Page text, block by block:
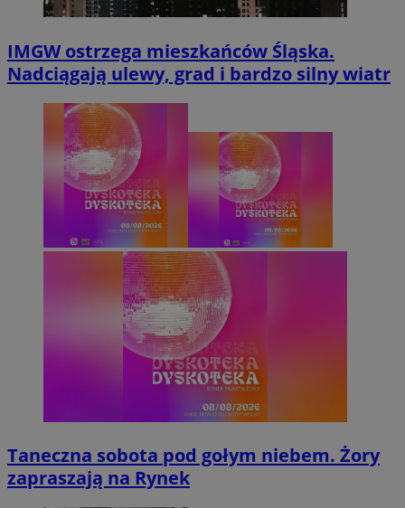
IMGW ostrzega mieszkańców Śląska.
Nadciągają ulewy, grad i bardzo silny wiatr
Taneczna sobota pod gołym niebem. Żory
zapraszają na Rynek